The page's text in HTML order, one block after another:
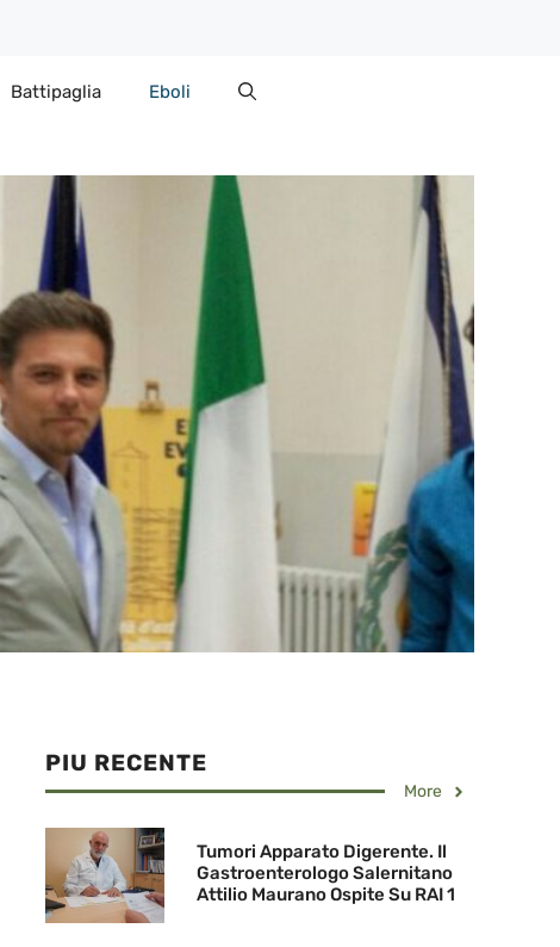
Battipaglia Eboli
PIU RECENTE
More
Tumori Apparato Digerente. Il
Gastroenterologo Salernitano
Attilio Maurano Ospite Su RAI 1